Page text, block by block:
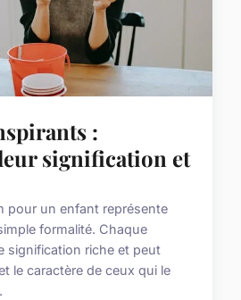
:
signification et
pour un enfant représente
formalité. Chaque
signification riche et peut
le caractère de ceux qui le